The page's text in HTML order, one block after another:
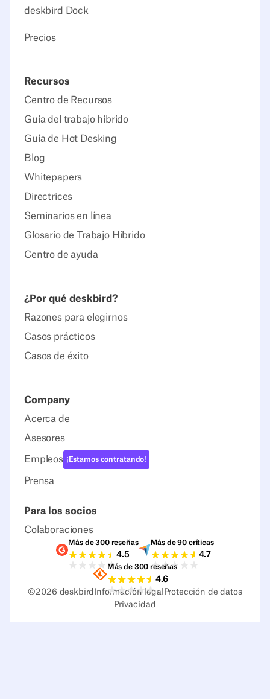
deskbird Dock
Precios
Recursos
Centro de Recursos
Guía del trabajo híbrido
Guía de Hot Desking
Blog
Whitepapers
Directrices
Seminarios en línea
Glosario de Trabajo Híbrido
Centro de ayuda
¿Por qué deskbird?
Razones para elegirnos
Casos prácticos
Casos de éxito
Company
Acerca de
Asesores
Empleos ¡Estamos contratando!
Prensa
Para los socios
Colaboraciones
Valoraciones G2
Más de 300 reseñas
4.5
Valoraciones
Más de 90 críticas
4.7
Valoraciones Sourceforge
Más de 300 reseñas
4.6
©2026 deskbird Información legal Protección de datos
Privacidad